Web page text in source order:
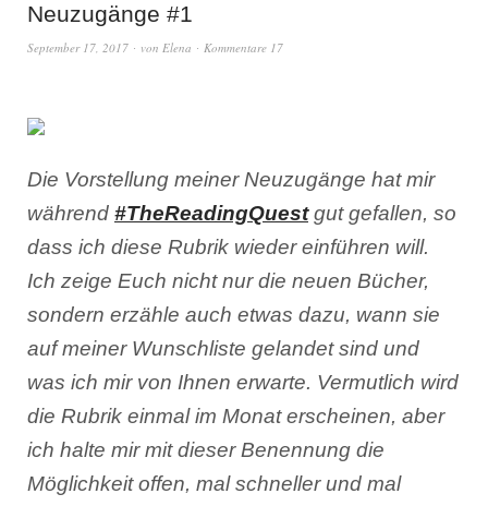
Neuzugänge #1
September 17, 2017 von Elena Kommentare 17
Die Vorstellung meiner Neuzugänge hat mir
während #TheReadingQuestgut gefallen, so
dass ich diese Rubrik wieder einführen will.
Ich zeige Euch nicht nur die neuen Bücher,
sondern erzähle auch etwas dazu, wann sie
auf meiner Wunschliste gelandet sind und
was ich mir von Ihnen erwarte. Vermutlich wird
die Rubrik einmal im Monat erscheinen, aber
ich halte mir mit dieser Benennung die
Möglichkeit offen, mal schneller und mal